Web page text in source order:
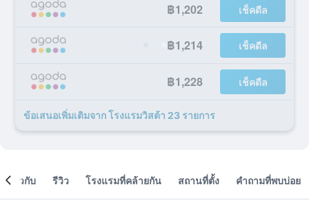
฿1,202 เช็คดีล
฿1,214 เช็คดีล
฿1,228 เช็คดีล
ข้อเสนอเพิ่มเติมจาก โรงแรมวิสต้า 23 รายการ
เกี่ยวกับ รีวิว โรงแรมที่คล้ายกัน สถานที่ตั้ง คำถามที่พบบ่อย